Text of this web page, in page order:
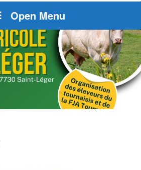
Open Menu